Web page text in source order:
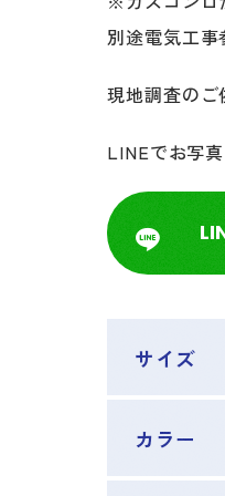
別途電気工
現地調査のご
LINEでお写
サイズ
カラー